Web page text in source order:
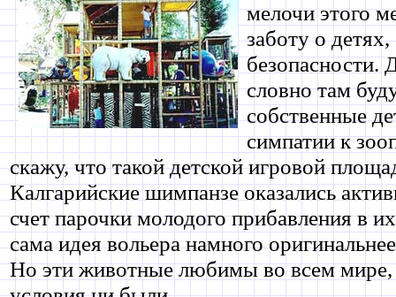
мелочи этого
заботу о
безопасности.
словно там
собственные
симпатии к
скажу, что такой детской игровой
Калгарийские шимпанзе оказались
счет парочки молодого прибавления в
сама идея вольера намного
Но эти животные любимы во всем